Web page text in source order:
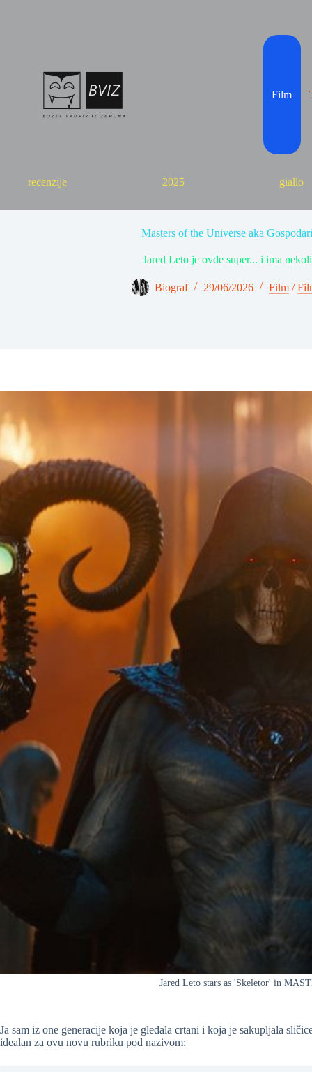
Film
recenzije 2025 giallo
Masters of the Universe aka
Jared Leto je ovde super... i ima
Biograf 29/06/2026 Film /
Jared Leto stars as 'Skeletor' in
Ja sam iz one generacije koja je gledala crtani i koja je sakupljala
idealan za ovu novu rubriku pod nazivom: